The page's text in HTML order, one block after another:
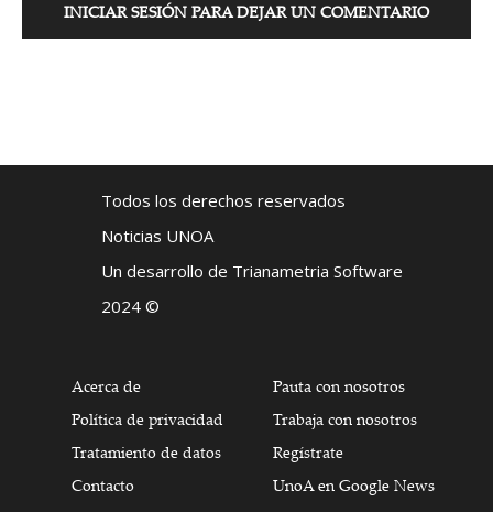
INICIAR SESIÓN PARA DEJAR UN COMENTARIO
Todos los derechos reservados
Noticias UNOA
Un desarrollo de Trianametria Software
2024 ©
Acerca de
Política de privacidad
Tratamiento de datos
Contacto
Pauta con nosotros
Trabaja con nosotros
Regístrate
UnoA en Google News